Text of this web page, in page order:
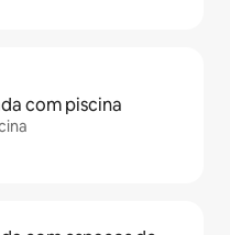
com piscina